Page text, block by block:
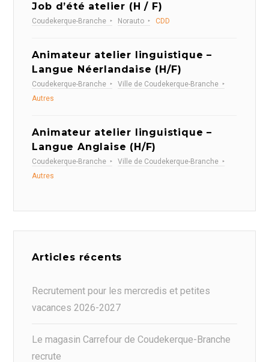
Job d’été atelier (H / F)
Coudekerque-Branche Norauto CDD
Animateur atelier linguistique –
Langue Néerlandaise (H/F)
Coudekerque-Branche
Ville de Coudekerque-Branche
Autres
Animateur atelier linguistique –
Langue Anglaise (H/F)
Coudekerque-Branche
Ville de Coudekerque-Branche
Autres
Articles récents
Recrutement pour les mercredis et petites
vacances 2026-2027
Le magasin Carrefour de Coudekerque-Branche
recrute